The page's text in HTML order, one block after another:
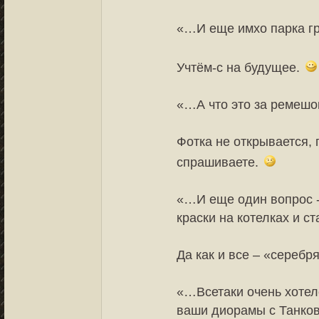
«…И еще имхо парка
Учтём-с на будущее.
«…А что это за
Фотка не
спрашиваете.
«…И еще один вопрос
краски на котелках и
Да как и все –
«…Всетаки очень
ваши диорамы с